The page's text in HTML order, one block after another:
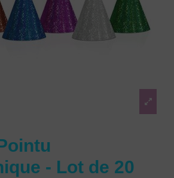
- Lot de 20